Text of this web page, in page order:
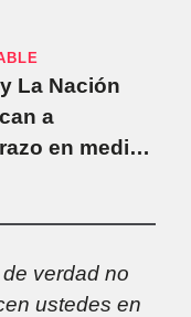
La Nación
a
en medio
verdad no
ustedes en